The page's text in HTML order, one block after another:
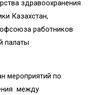
здравоохранения
Казахстан,
работников
палаты
мероприятий по
между